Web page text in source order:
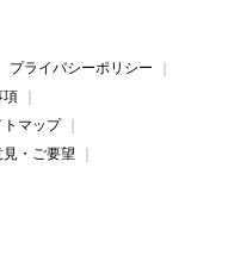
プライバシーポリシー
項
トマップ
見・ご要望